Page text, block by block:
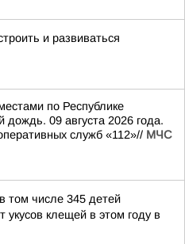
и развиваться
по Республике
09 августа 2026 года.
служб «112»// МЧС
том числе 345 детей
укусов клещей в этом году в